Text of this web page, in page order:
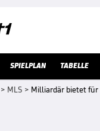
SPIELPLAN TABELLE
> MLS > Milliardär bietet für